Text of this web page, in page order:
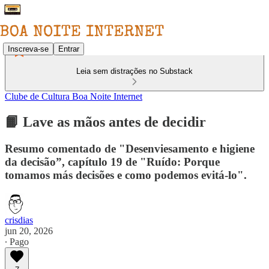
Inscreva-se Entrar
Leia sem distrações no Substack
Clube de Cultura Boa Noite Internet
📙 Lave as mãos antes de decidir
Resumo comentado de "Desenviesamento e higiene
da decisão”, capítulo 19 de "Ruído: Porque
tomamos más decisões e como podemos evitá-lo".
crisdias
jun 20, 2026
∙ Pago